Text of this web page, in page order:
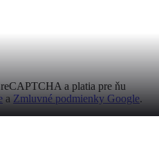
a platia pre ňu
a Zmluvné podmienky Google.